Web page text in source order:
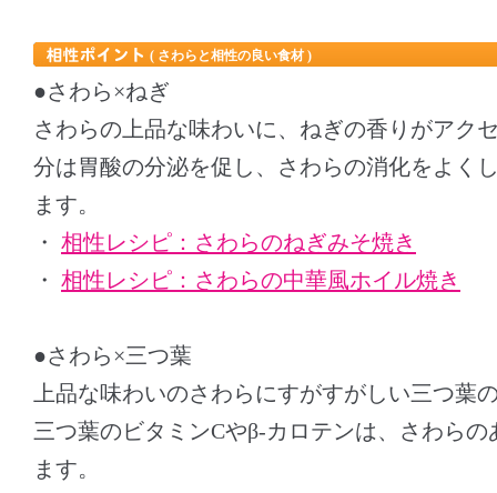
( さわらと相性の良い食材 )
●さわら×ねぎ
さわらの上品な味わいに、ねぎの香りがアク
分は胃酸の分泌を促し、さわらの消化をよく
ます。
・ 相性レシピ：さわらのねぎみそ焼き
・ 相性レシピ：さわらの中華風ホイル焼き
●さわら×三つ葉
上品な味わいのさわらにすがすがしい三つ葉
三つ葉のビタミンCやβ-カロテンは、さわら
ます。